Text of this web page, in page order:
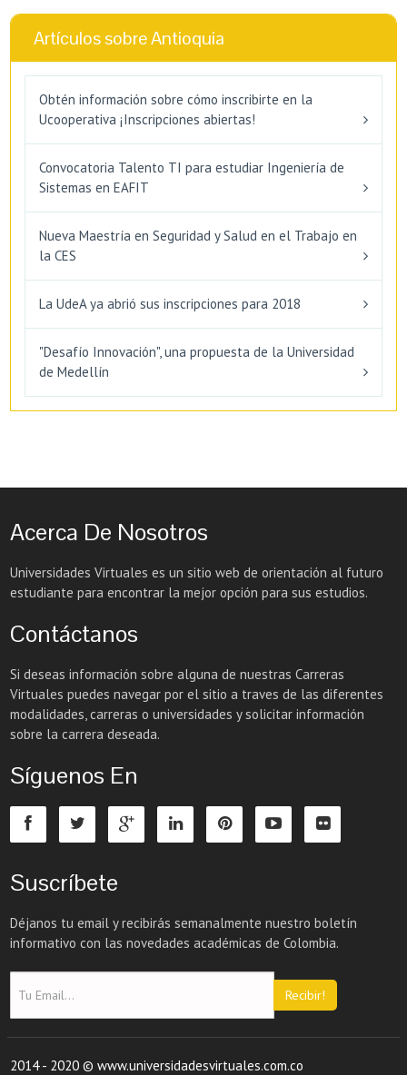
Artículos sobre Antioquia
Obtén información sobre cómo inscribirte en la
Ucooperativa ¡Inscripciones abiertas!
Convocatoria Talento TI para estudiar Ingeniería de
Sistemas en EAFIT
Nueva Maestría en Seguridad y Salud en el Trabajo en
la CES
La UdeA ya abrió sus inscripciones para 2018
"Desafío Innovación", una propuesta de la Universidad
de Medellín
Acerca De Nosotros
Universidades Virtuales es un sitio web de orientación al futuro
estudiante para encontrar la mejor opción para sus estudios.
Contáctanos
Si deseas información sobre alguna de nuestras Carreras
Virtuales puedes navegar por el sitio a traves de las diferentes
modalidades, carreras o universidades y solicitar información
sobre la carrera deseada.
Síguenos En
Suscríbete
Déjanos tu email y recibirás semanalmente nuestro boletín
informativo con las novedades académicas de Colombia.
Recibir!
2014 - 2020 © www.universidadesvirtuales.com.co